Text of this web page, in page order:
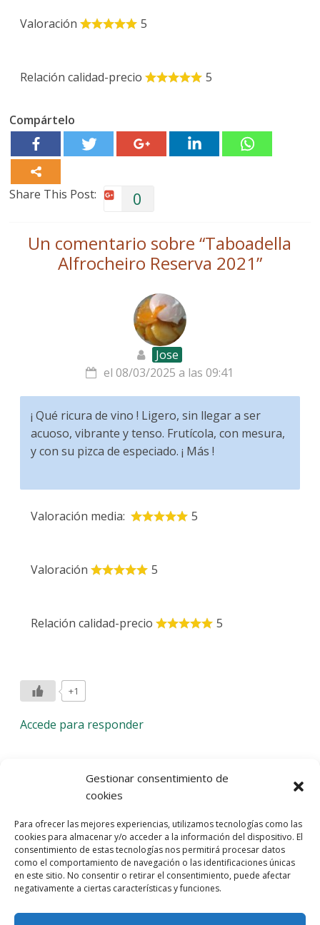
Gestionar consentimiento de
cookies
Para ofrecer las mejores experiencias, utilizamos tecnologías como las
cookies para almacenar y/o acceder a la información del dispositivo. El
consentimiento de estas tecnologías nos permitirá procesar datos
como el comportamiento de navegación o las identificaciones únicas
en este sitio. No consentir o retirar el consentimiento, puede afectar
negativamente a ciertas características y funciones.
Valoración 5
Relación calidad-precio 5
Compártelo
Share This Post: 0
Un comentario sobre “Taboadella
Alfrocheiro Reserva 2021”
Jose
el 08/03/2025 a las 09:41
¡ Qué ricura de vino ! Ligero, sin llegar a ser
acuoso, vibrante y tenso. Frutícola, con mesura,
y con su pizca de especiado. ¡ Más !
Valoración media: 5
Valoración 5
Relación calidad-precio 5
+1
Accede para responder
Deja una respuesta
comentario.
Entra con tu red social
He leído y acepto laPolítica de Privacidad